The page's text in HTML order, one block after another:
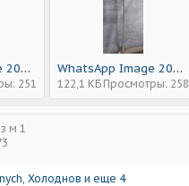
WhatsApp Image 2025-04-15 at 08.29.06.jpeg
251
WhatsApp Image 2025-04-14 at 21.30.59.jpeg
122,1 КБ Просмотры: 258
м 1
Холоднов и еще 4